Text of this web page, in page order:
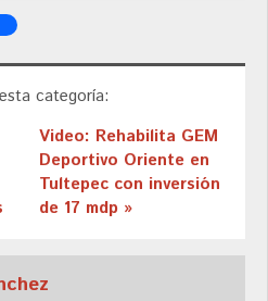
categoría:
Video: Rehabilita GEM
Deportivo Oriente en
Tultepec con inversión
de 17 mdp »